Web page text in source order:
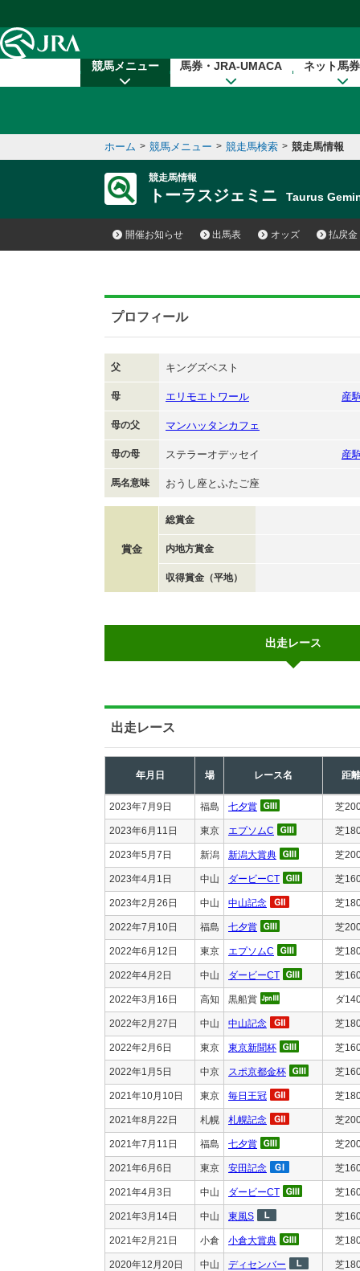
競馬メニュー 馬券・JRA-UMACA ネット馬
ホーム > 競馬メニュー > 競走馬検索 > 競走馬情報
競走馬情報
トーラスジェミニ Taurus
開催お知らせ 出馬表 オッズ 払戻金
プロフィール
父 キングズベスト
母 エリモエトワール 産
母の父 マンハッタンカフェ
母の母 ステラーオデッセイ 産
馬名意味 おうし座とふたご座
賞金
総賞金
内地方賞金
収得賞金（平地）
出走レース
出走レース
年月日 場 レース名 距離
2023年7月9日 福島 七夕賞 芝
2023年6月11日 東京 エプソムC 芝
2023年5月7日 新潟 新潟大賞典 芝
2023年4月1日 中山 ダービーCT 芝
2023年2月26日 中山 中山記念 芝
2022年7月10日 福島 七夕賞 芝
2022年6月12日 東京 エプソムC 芝
2022年4月2日 中山 ダービーCT 芝
2022年3月16日 高知 黒船賞 ダ
2022年2月27日 中山 中山記念 芝
2022年2月6日 東京 東京新聞杯 芝
2022年1月5日 中京 スポ京都金杯 芝
2021年10月10日 東京 毎日王冠 芝
2021年8月22日 札幌 札幌記念 芝
2021年7月11日 福島 七夕賞 芝
2021年6月6日 東京 安田記念 芝
2021年4月3日 中山 ダービーCT 芝
2021年3月14日 中山 東風S 芝
2021年2月21日 小倉 小倉大賞典 芝
2020年12月20日 中山 ディセンバー 芝